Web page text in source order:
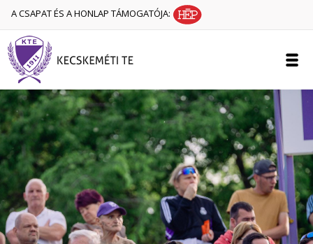
A CSAPAT ÉS A HONLAP TÁMOGATÓJA: